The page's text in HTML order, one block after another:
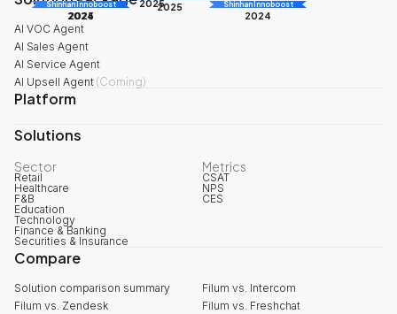
AI Awards
2025
2025 Shinhan Innoboost
2024
Shinhan Innoboost
2024
2025
AI VOC Agent
AI Sales Agent
AI Service Agent
AI Upsell Agent (Coming)
Platform
Solutions
Sector
Retail
Healthcare
F&B
Education
Technology
Finance & Banking
Securities & Insurance
Metrics
CSAT
NPS
CES
Compare
Solution comparison summary
Filum vs. Intercom
Filum vs. Zendesk
Filum vs. Freshchat